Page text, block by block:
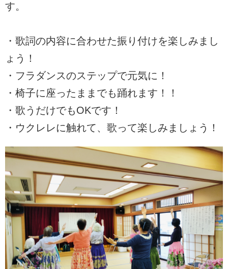
す。
・歌詞の内容に合わせた振り付けを楽しみまし
ょう！
・フラダンスのステップで元気に！
・椅子に座ったままでも踊れます！！
・歌うだけでもOKです！
・ウクレレに触れて、歌って楽しみましょう！